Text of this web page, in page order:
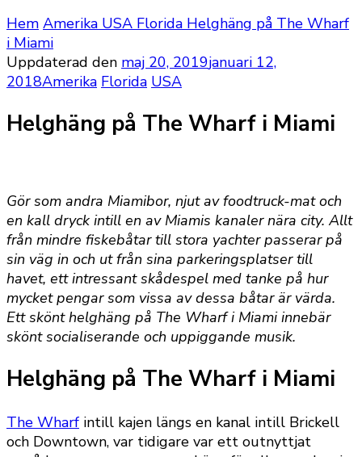
Hem Amerika USA Florida Helghäng på The Wharf
i Miami
Uppdaterad den maj 20, 2019januari 12,
2018Amerika Florida USA
Helghäng på The Wharf i Miami
Gör som andra Miamibor, njut av foodtruck-mat och
en kall dryck intill en av Miamis kanaler nära city. Allt
från mindre fiskebåtar till stora yachter passerar på
sin väg in och ut från sina parkeringsplatser till
havet, ett intressant skådespel med tanke på hur
mycket pengar som vissa av dessa båtar är värda.
Ett skönt helghäng på The Wharf i Miami innebär
skönt socialiserande och uppiggande musik.
Helghäng på The Wharf i Miami
The Wharf intill kajen längs en kanal intill Brickell
och Downtown, var tidigare var ett outnyttjat